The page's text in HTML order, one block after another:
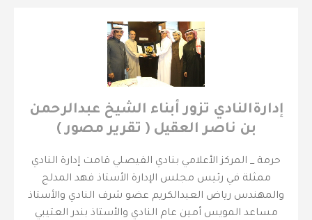
إدارةالنادي تزور أبناء الشيخ عبدالرحمن
بن ناصر العقيل ( تقرير مصور )
حرمة _ المركز الأعلامي بنادي الفيصلي قامت إدارة النادي
ممثلة في رئيس مجلس الإدارة الأستاذ فهد المدلج
والمهندس رياض العبدالكريم عضو شرف النادي والأستاذ
مساعد المويس أمين عام النادي والأستاذ بندر العتيبي